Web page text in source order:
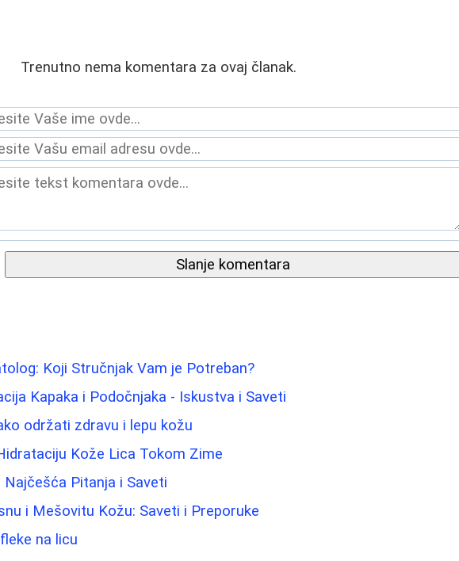
Trenutno nema komentara za ovaj članak.
Slanje komentara
Koji Stručnjak Vam je Potreban?
Kapaka i Podočnjaka - Iskustva i Saveti
održati zdravu i lepu kožu
Kože Lica Tokom Zime
Pitanja i Saveti
i Mešovitu Kožu: Saveti i Preporuke
na licu